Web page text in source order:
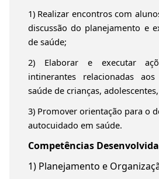
1) Realizar encontros com
discussão do planejamento e
de saúde;
2) Elaborar e executar
intinerantes relacionadas
saúde de crianças,
3) Promover orientação para o
autocuidado em saúde.
Competências
1) Planejamento e